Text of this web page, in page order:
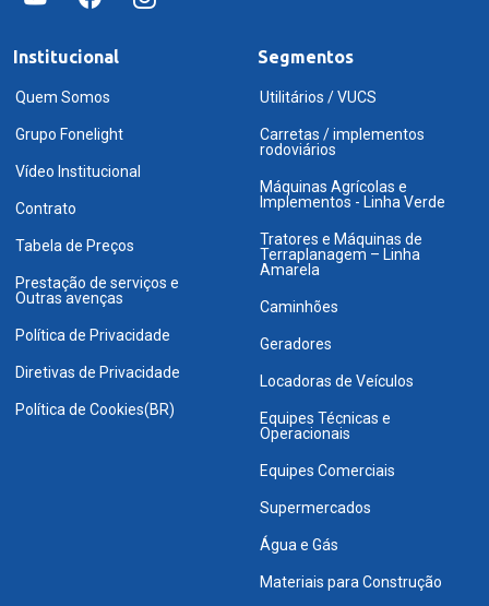
Institucional
Quem Somos
Grupo Fonelight
Vídeo Institucional
Contrato
Tabela de Preços
Prestação de serviços e
Outras avenças
Política de Privacidade
Diretivas de Privacidade
Política de Cookies(BR)
Segmentos
Utilitários / VUCS
Carretas / implementos
rodoviários
Máquinas Agrícolas e
Implementos - Linha Verde
Tratores e Máquinas de
Terraplanagem – Linha
Amarela
Caminhões
Geradores
Locadoras de Veículos
Equipes Técnicas e
Operacionais
Equipes Comerciais
Supermercados
Água e Gás
Materiais para Construção